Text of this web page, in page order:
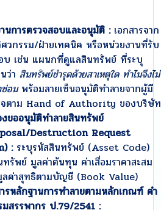
นการตรวจสอบและอนุมัติ :เอกสารจาก
ศวกรรม/ฝ่ายเทคนิค หรือหน่วยงานที่รับ
บ เช่น แผนกที่ดูแลสินทรัพย์ ที่ระบุ
ว่า สินทรัพย์ชำรุดด้วยสาเหตุใด ทำไมจึงไม่
อมพร้อมลายเซ็นอนุมัติทำลายจากผู้มี
จตาม Hand of Authority ของบริษัท
ขออนุมัติทำลายสินทรัพย์
Destruction Request
:ระบุรหัสสินทรัพย์ (Asset Code)
ทรัพย์ มูลค่าต้นทุน ค่าเสื่อมราคาสะสม
ลค่าสุทธิตามบัญชี (Book Value)
รหลักฐานการทำลายตามหลักเกณฑ์ คำ
มสรรพากร ป.79/2541 :